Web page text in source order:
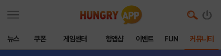
뉴스 쿠폰 게임센터 헝앱샵 이벤트 FUN 커뮤니티